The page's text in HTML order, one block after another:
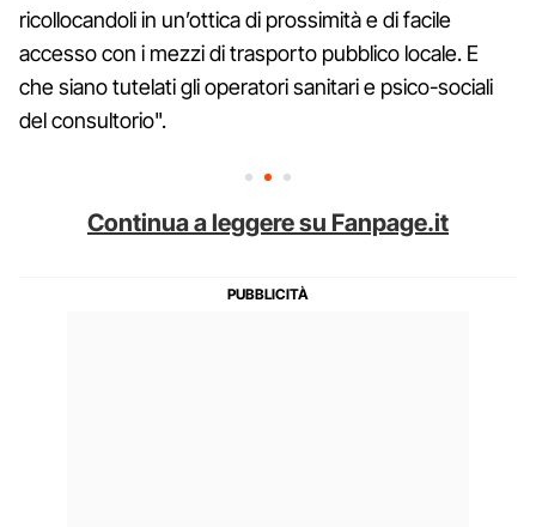
ricollocandoli in un’ottica di prossimità e di facile
accesso con i mezzi di trasporto pubblico locale. E
che siano tutelati gli operatori sanitari e psico-sociali
del consultorio".
Continua a leggere su Fanpage.it